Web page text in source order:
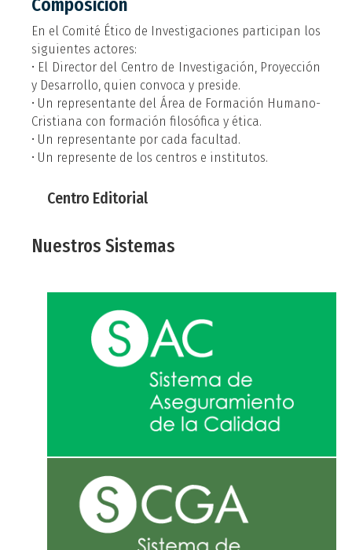
Composición
En el Comité Ético de Investigaciones participan los
siguientes actores:
• El Director del Centro de Investigación, Proyección
y Desarrollo, quien convoca y preside.
• Un representante del Área de Formación Humano-
Cristiana con formación filosófica y ética.
• Un representante por cada facultad.
• Un represente de los centros e institutos.
Centro Editorial
Nuestros Sistemas